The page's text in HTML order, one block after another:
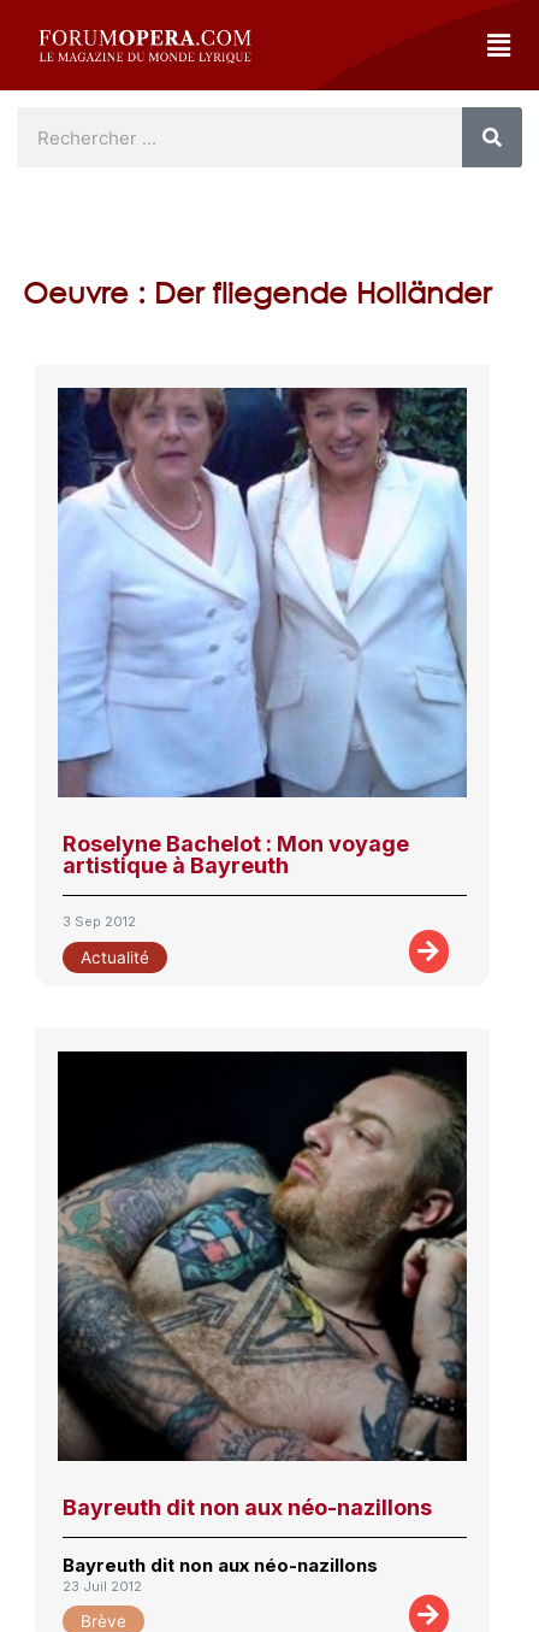
Oeuvre : Der fliegende Holländer
Roselyne Bachelot : Mon voyage
artistique à Bayreuth
3 Sep 2012
Actualité
Bayreuth dit non aux néo-nazillons
Bayreuth dit non aux néo-nazillons
23 Juil 2012
Brève